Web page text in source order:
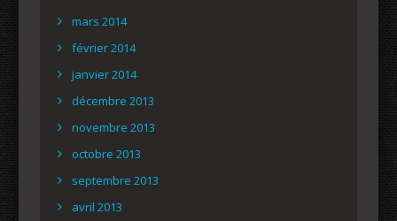
mars 2014
février 2014
janvier 2014
décembre 2013
novembre 2013
octobre 2013
septembre 2013
avril 2013